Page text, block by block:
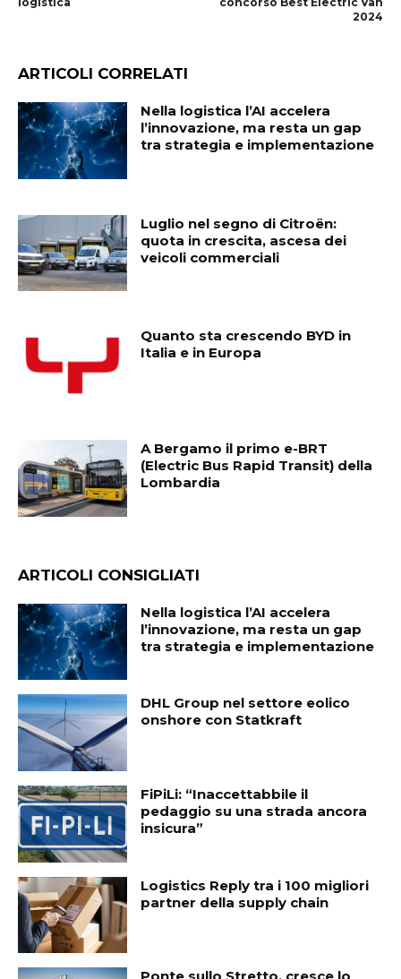
2024
ARTICOLI CORRELATI
Nella logistica l’AI accelera
l’innovazione, ma resta un gap
tra strategia e implementazione
Luglio nel segno di Citroën:
quota in crescita, ascesa dei
veicoli commerciali
Quanto sta crescendo BYD in
Italia e in Europa
A Bergamo il primo e-BRT
(Electric Bus Rapid Transit) della
Lombardia
ARTICOLI CONSIGLIATI
Nella logistica l’AI accelera
l’innovazione, ma resta un gap
tra strategia e implementazione
DHL Group nel settore eolico
onshore con Statkraft
FiPiLi: “Inaccettabbile il
pedaggio su una strada ancora
insicura”
Logistics Reply tra i 100 migliori
partner della supply chain